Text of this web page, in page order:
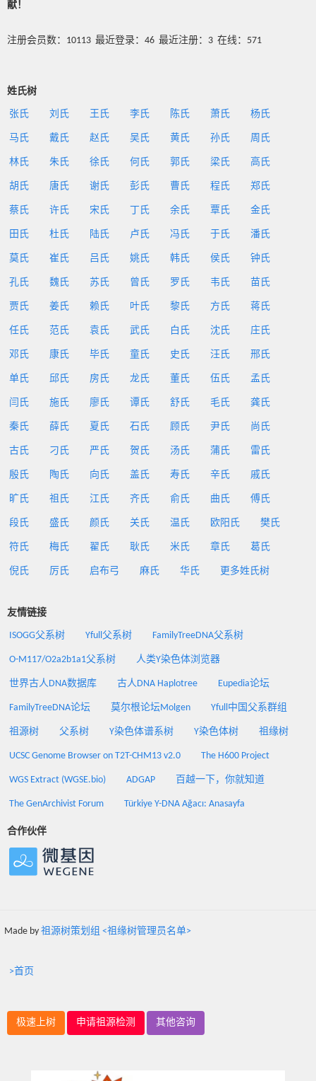
献！
注册会员数：10113 最近登录：46 最近注册：3 在线：571
姓氏树
张氏 刘氏 王氏 李氏 陈氏 萧氏 杨氏
马氏 戴氏 赵氏 吴氏 黄氏 孙氏 周氏
林氏 朱氏 徐氏 何氏 郭氏 梁氏 高氏
胡氏 唐氏 谢氏 彭氏 曹氏 程氏 郑氏
蔡氏 许氏 宋氏 丁氏 余氏 覃氏 金氏
田氏 杜氏 陆氏 卢氏 冯氏 于氏 潘氏
莫氏 崔氏 吕氏 姚氏 韩氏 侯氏 钟氏
孔氏 魏氏 苏氏 曾氏 罗氏 韦氏 苗氏
贾氏 姜氏 赖氏 叶氏 黎氏 方氏 蒋氏
任氏 范氏 袁氏 武氏 白氏 沈氏 庄氏
邓氏 康氏 毕氏 童氏 史氏 汪氏 邢氏
单氏 邱氏 房氏 龙氏 董氏 伍氏 孟氏
闫氏 施氏 廖氏 谭氏 舒氏 毛氏 龚氏
秦氏 薛氏 夏氏 石氏 顾氏 尹氏 尚氏
古氏 刁氏 严氏 贺氏 汤氏 蒲氏 雷氏
殷氏 陶氏 向氏 盖氏 寿氏 辛氏 戚氏
旷氏 祖氏 江氏 齐氏 俞氏 曲氏 傅氏
段氏 盛氏 颜氏 关氏 温氏 欧阳氏 樊氏
符氏 梅氏 翟氏 耿氏 米氏 章氏 葛氏
倪氏 厉氏 启布弓 麻氏 华氏 更多姓氏树
友情链接
ISOGG父系树 Yfull父系树 FamilyTreeDNA父系树
O-M117/O2a2b1a1父系树 人类Y染色体浏览器
世界古人DNA数据库 古人DNA Haplotree Eupedia论坛
FamilyTreeDNA论坛 莫尔根论坛Molgen Yfull中国父系群组
祖源树 父系树 Y染色体谱系树 Y染色体树 祖缘树
UCSC Genome Browser on T2T-CHM13 v2.0 The H600 Project
WGS Extract (WGSE.bio) ADGAP 百越一下，你就知道
The GenArchivist Forum Türkiye Y-DNA Ağacı: Anasayfa
合作伙伴
Made by 祖源树策划组 <祖缘树管理员名单>
>首页
极速上树 申请祖源检测 其他咨询